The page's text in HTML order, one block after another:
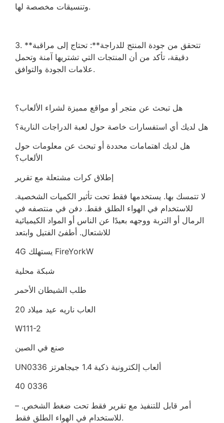
وتنسيقات مخصصة لها.
3. **تتحقق من جودة المنتج للدراجة**: تحتاج إلى مراقبة
دقيقة، تأكد من أن المنتجات التي تشتريها آمنة وتحمل
علامات الجودة والتوافق.
هل تبحث عن متجر أو مواقع مميزة لشراء الألعاب؟
هل لديك أي استفسارات خاصة حول لعبة الدراجات النارية؟
هل لديك اهتمامات محددة أو تبحث عن معلومات حول
الألعاب؟
إطلاق كرات مشتعلة مع تقرير
لا تتمسك بها. يستخدمها فقط تحت تأثير الكميات الشخصية.
للاستخدام في الهواء الطلق فقط. دفن في منتصفه في
الرمال أو التربة ووجهه بعيدًا عن الناس أو المواد الكيميائية
للاشتعال. أطفئ الفتيل وابتعد
4G يستهلك FireYorkW
شبكة محلية
طلب الشيطان الأحمر
20 العاب ناريه عيد ميلاد
W111-2
صنع في الصين
UN0336 ألعاب إلكترونية ذكية 1.4 جيجاهرتز
40 0336
– أمر قابل للتنفيذ مع تقرير فقط تحت ضغط الشخص.
للاستخدام في الهواء الطلق فقط.